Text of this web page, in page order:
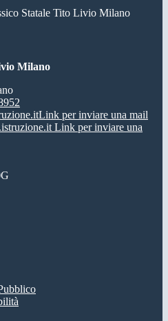
Statale Tito Livio Milano
Milano
Link per inviare una mail
Link per inviare una